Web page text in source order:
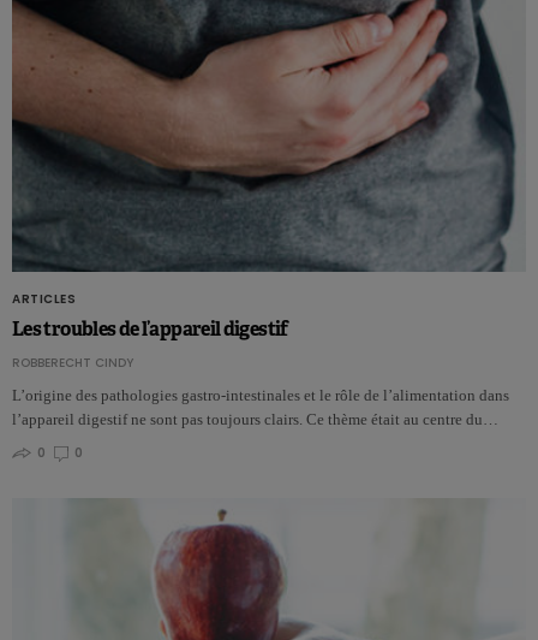
ARTICLES
Les troubles de l’appareil digestif
ROBBERECHT CINDY
L’origine des pathologies gastro-intestinales et le rôle de l’alimentation dans
l’appareil digestif ne sont pas toujours clairs. Ce thème était au centre du…
0
0